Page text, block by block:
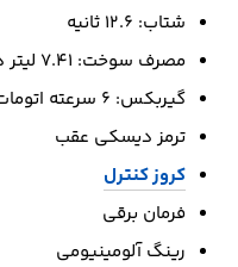
شتاب: ۱۲.۶ ثانیه
مصرف سوخت: ۷.۴۱ لیتر در هر ۱۰۰ کیلومتر
گیربکس: ۶ سرعته اتومات
ترمز دیسکی عقب
کروز کنترل
فرمان برقی
رینگ آلومینیومی